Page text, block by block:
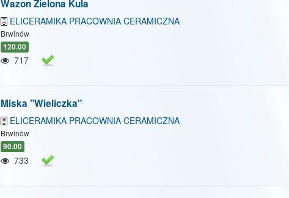
Pokaż/Ukryj wszystkie
Wazon Zielona Kula
ELICERAMIKA PRACOWNIA CERAMICZNA
Brwinów
120.00
717
Miska "Wieliczka"
ELICERAMIKA PRACOWNIA CERAMICZNA
Brwinów
90.00
733